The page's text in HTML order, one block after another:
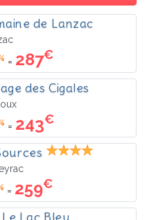
de Lanzac
= 287€
des Cigales
= 243€
= 259€
Lac Bleu